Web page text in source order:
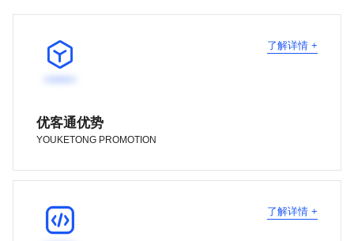

优客通优势
YOUKETONG PROMOTION
了解详情 +
 了解详情 +